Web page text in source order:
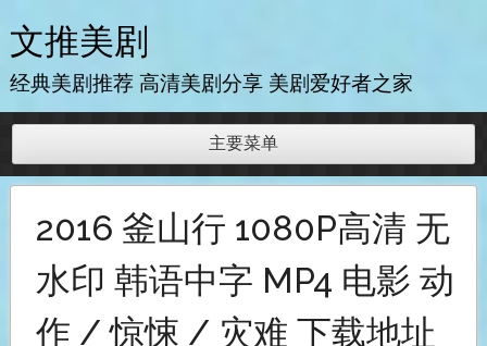
至
内
文推美剧
经典美剧推荐 高清美剧分享 美剧爱好者之家
主要菜单
2016 釜山行 1080P高清 无
水印 韩语中字 MP4 电影 动
作 / 惊悚 / 灾难 下载地址